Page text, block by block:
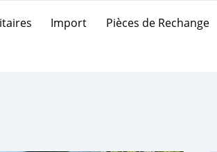
Import Pièces de Rechange